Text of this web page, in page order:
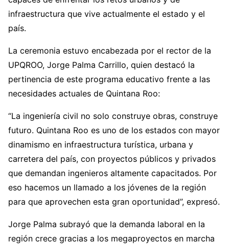
infraestructura que vive actualmente el estado y el
país.
La ceremonia estuvo encabezada por el rector de la
UPQROO, Jorge Palma Carrillo, quien destacó la
pertinencia de este programa educativo frente a las
necesidades actuales de Quintana Roo:
“La ingeniería civil no solo construye obras, construye
futuro. Quintana Roo es uno de los estados con mayor
dinamismo en infraestructura turística, urbana y
carretera del país, con proyectos públicos y privados
que demandan ingenieros altamente capacitados. Por
eso hacemos un llamado a los jóvenes de la región
para que aprovechen esta gran oportunidad”, expresó.
Jorge Palma subrayó que la demanda laboral en la
región crece gracias a los megaproyectos en marcha